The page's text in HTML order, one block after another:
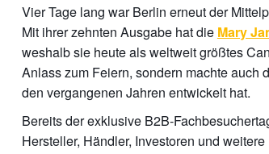
Vier Tage lang war Berlin erneut der
Mit ihrer zehnten Ausgabe hat die Mary
weshalb sie heute als weltweit größtes
Anlass zum Feiern, sondern machte auch
den vergangenen Jahren entwickelt hat.
Bereits der exklusive B2B-
Hersteller, Händler, Investoren und